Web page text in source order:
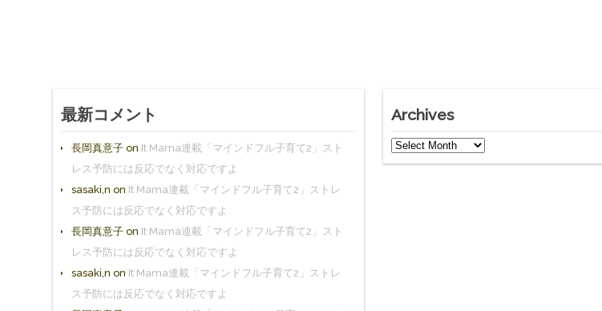
最新コメント
長岡真意子 on It Mama連載「マインドフル子育て2」スト
レス予防には反応でなく対応ですよ
sasaki,n on It Mama連載「マインドフル子育て2」ストレ
ス予防には反応でなく対応ですよ
長岡真意子 on It Mama連載「マインドフル子育て2」スト
レス予防には反応でなく対応ですよ
sasaki,n on It Mama連載「マインドフル子育て2」ストレ
ス予防には反応でなく対応ですよ
Archives